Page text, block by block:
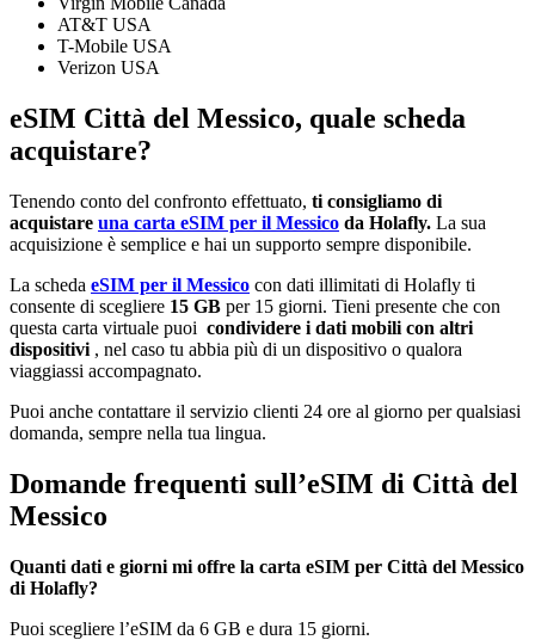
AT&T USA
T-Mobile USA
Verizon USA
eSIM Città del Messico, quale scheda
acquistare?
Tenendo conto del confronto effettuato, ti consigliamo di
acquistare una carta eSIM per il Messico da Holafly. La sua
acquisizione è semplice e hai un supporto sempre disponibile.
La scheda eSIM per il Messico con dati illimitati di Holafly ti
consente di scegliere 15 GB per 15 giorni. Tieni presente che con
questa carta virtuale puoi condividere i dati mobili con altri
dispositivi , nel caso tu abbia più di un dispositivo o qualora
viaggiassi accompagnato.
Puoi anche contattare il servizio clienti 24 ore al giorno per qualsiasi
domanda, sempre nella tua lingua.
Domande frequenti sull’eSIM di Città del
Messico
Quanti dati e giorni mi offre la carta eSIM per Città del Messico
di Holafly?
Puoi scegliere l’eSIM da 6 GB e dura 15 giorni.